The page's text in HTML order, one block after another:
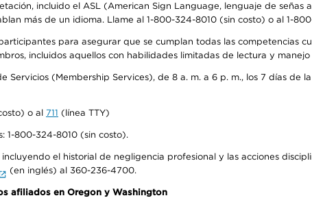
incluido el ASL (American Sign Language, lenguaje de
más de un idioma. Llame al 1-800-324-8010 (sin costo) o al 1-
para asegurar que se cumplan todas las competencias
incluidos aquellos con habilidades limitadas de lectura y
Servicios (Membership Services), de 8 a. m. a 6 p. m., los 7 días de
o al 711 (línea TTY)
1-800-324-8010 (sin costo).
el historial de negligencia profesional y las acciones
(en inglés) al 360-236-4700.
afiliados en Oregon y Washington